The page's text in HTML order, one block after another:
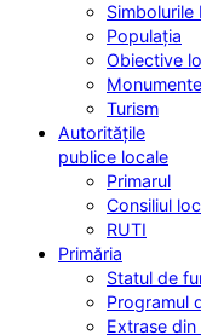
Simbolurile
Populația
Obiective
Turism
Autoritățile
publice locale
Primarul
Consiliul
RUTI
Primăria
Statul de
Programul
Extrase